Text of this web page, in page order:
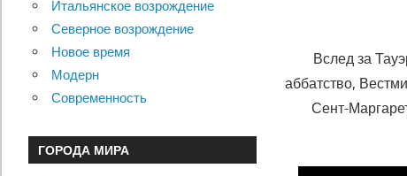
Вслед за
аббатство,
Сент-
Итальянское возрождение
Северное возрождение
Новое время
Модерн
Современность
ГОРОДА МИРА